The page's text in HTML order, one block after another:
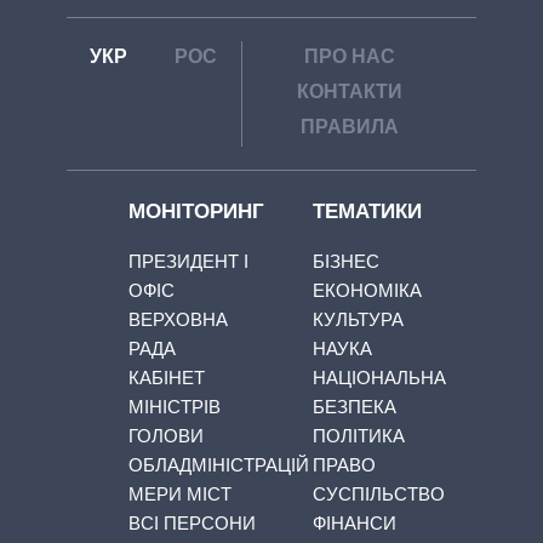
УКР РОС
ПРО НАС
КОНТАКТИ
ПРАВИЛА
МОНІТОРИНГ
ПРЕЗИДЕНТ І
ОФІС
ВЕРХОВНА
РАДА
КАБІНЕТ
МІНІСТРІВ
ГОЛОВИ
ОБЛАДМІНІСТРАЦІЙ
МЕРИ МІСТ
ВСІ ПЕРСОНИ
ТЕМАТИКИ
БІЗНЕС
ЕКОНОМІКА
КУЛЬТУРА
НАУКА
НАЦІОНАЛЬНА
БЕЗПЕКА
ПОЛІТИКА
ПРАВО
СУСПІЛЬСТВО
ФІНАНСИ